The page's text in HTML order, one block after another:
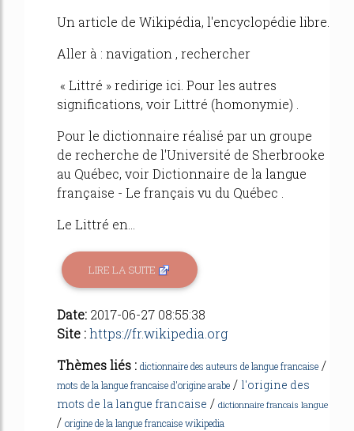
Un article de Wikipédia, l'encyclopédie libre.
Aller à : navigation , rechercher
« Littré » redirige ici. Pour les autres
significations, voir Littré (homonymie) .
Pour le dictionnaire réalisé par un groupe
de recherche de l'Université de Sherbrooke
au Québec, voir Dictionnaire de la langue
française - Le français vu du Québec .
Le Littré en...
LIRE LA SUITE
Date: 2017-06-27 08:55:38
Site :https://fr.wikipedia.org
Thèmes liés : dictionnaire des auteurs de langue francaise /
mots de la langue francaise d'origine arabe / l'origine des
mots de la langue francaise / dictionnaire francais langue
/ origine de la langue francaise wikipedia